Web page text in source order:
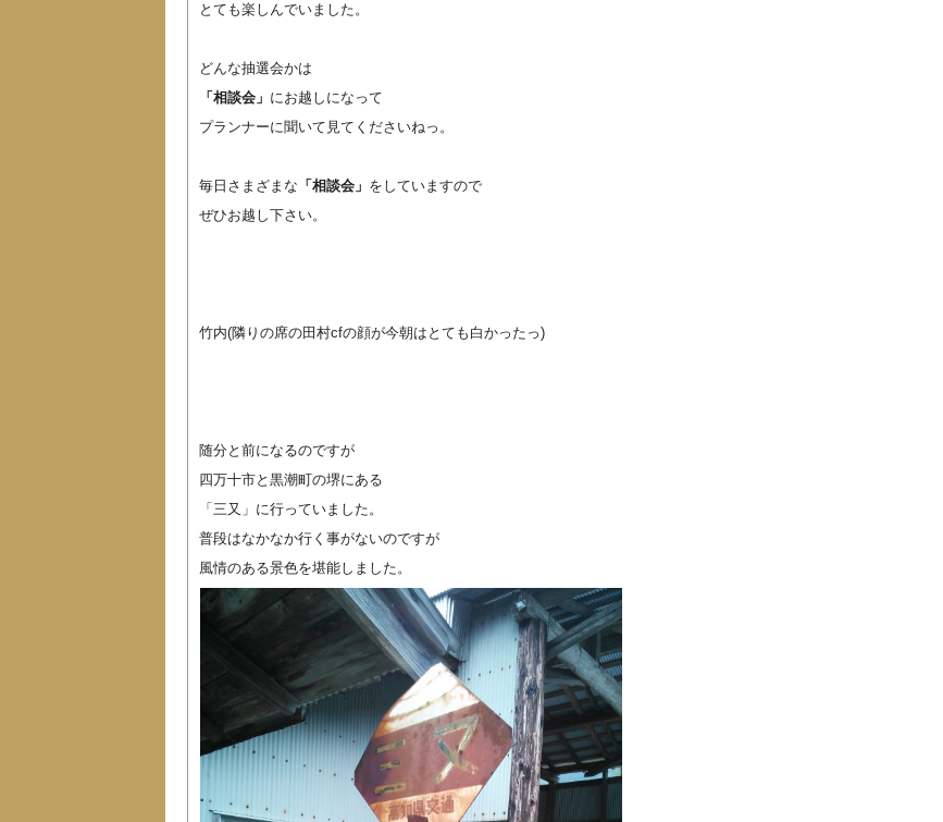
とても楽しんでいました。
どんな抽選会かは
「相談会」 にお越しになって
プランナーに聞いて見てくださいねっ。
毎日さまざまな 「相談会」 をしていますので
ぜひお越し下さい。
竹内(隣りの席の田村cfの顔が今朝はとても白かったっ)
随分と前になるのですが
四万十市と黒潮町の堺にある
「三又」に行っていました。
普段はなかなか行く事がないのですが
風情のある景色を堪能しました。